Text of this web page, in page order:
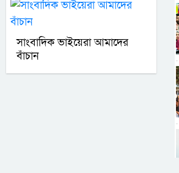
সাংবাদিক ভাইয়েরা আমাদের
বাঁচান